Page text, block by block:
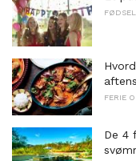
FERIE
De 4